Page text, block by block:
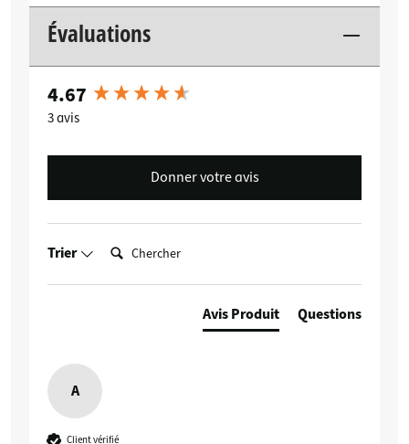
Évaluations
4.67
3 avis
Donner votre avis
Trier Chercher:
Avis Produit Questions
A
Client vérifié
New content loaded